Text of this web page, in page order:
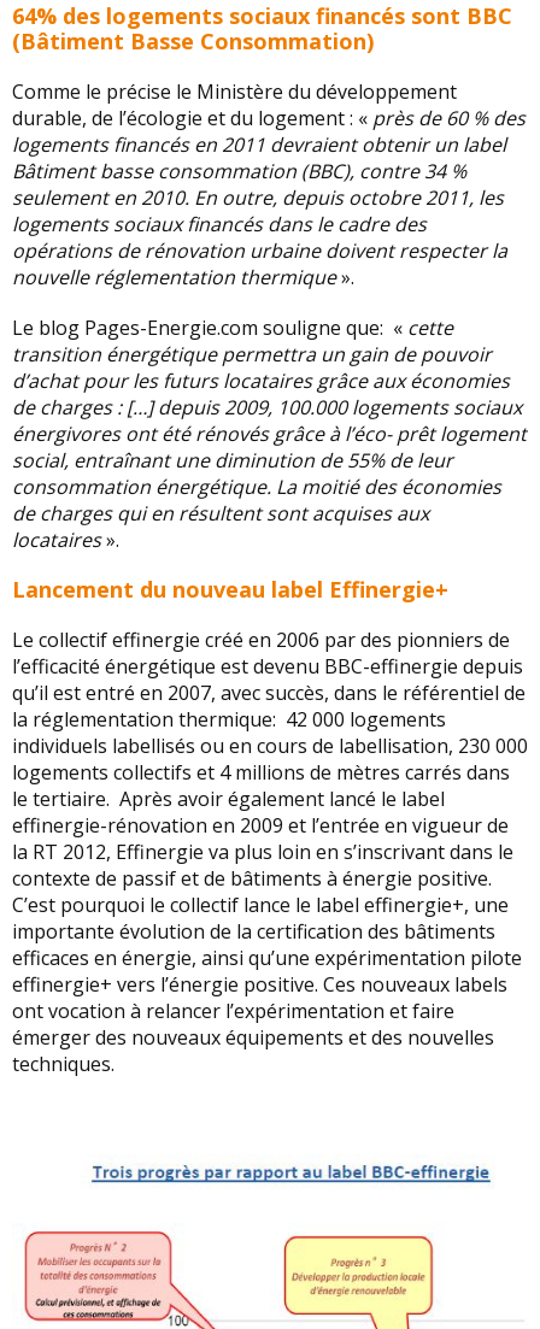
64% des logements sociaux financés sont BBC
(Bâtiment Basse Consommation)
Comme le précise le Ministère du développement
durable, de l’écologie et du logement : « près de 60 % des
logements financés en 2011 devraient obtenir un label
Bâtiment basse consommation (BBC), contre 34 %
seulement en 2010. En outre, depuis octobre 2011, les
logements sociaux financés dans le cadre des
opérations de rénovation urbaine doivent respecter la
nouvelle réglementation thermique».
Le blog Pages-Energie.com souligne que: « cette
transition énergétique permettra un gain de pouvoir
d’achat pour les futurs locataires grâce aux économies
de charges : […] depuis 2009, 100.000 logements sociaux
énergivores ont été rénovés grâce à l’éco- prêt logement
social, entraînant une diminution de 55% de leur
consommation énergétique. La moitié des économies
de charges qui en résultent sont acquises aux
locataires».
Lancement du nouveau label Effinergie+
Le collectif effinergie créé en 2006 par des pionniers de
l’efficacité énergétique est devenu BBC-effinergie depuis
qu’il est entré en 2007, avec succès, dans le référentiel de
la réglementation thermique: 42 000 logements
individuels labellisés ou en cours de labellisation, 230 000
logements collectifs et 4 millions de mètres carrés dans
le tertiaire. Après avoir également lancé le label
effinergie-rénovation en 2009 et l’entrée en vigueur de
la RT 2012, Effinergie va plus loin en s’inscrivant dans le
contexte de passif et de bâtiments à énergie positive.
C’est pourquoi le collectif lance le label effinergie+, une
importante évolution de la certification des bâtiments
efficaces en énergie, ainsi qu’une expérimentation pilote
effinergie+ vers l’énergie positive. Ces nouveaux labels
ont vocation à relancer l’expérimentation et faire
émerger des nouveaux équipements et des nouvelles
techniques.